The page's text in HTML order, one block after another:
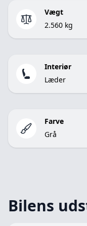
Vægt
2.560 kg
Interiør
Læder
Farve
Grå
Bilens